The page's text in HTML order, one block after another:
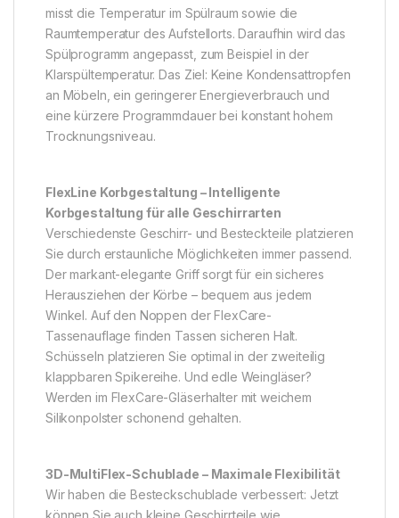
misst die Temperatur im Spülraum sowie die
Raumtemperatur des Aufstellorts. Daraufhin wird das
Spülprogramm angepasst, zum Beispiel in der
Klarspültemperatur. Das Ziel: Keine Kondensattropfen
an Möbeln, ein geringerer Energieverbrauch und
eine kürzere Programmdauer bei konstant hohem
Trocknungsniveau.
FlexLine Korbgestaltung – Intelligente
Korbgestaltung für alle Geschirrarten
Verschiedenste Geschirr- und Besteckteile platzieren
Sie durch erstaunliche Möglichkeiten immer passend.
Der markant-elegante Griff sorgt für ein sicheres
Herausziehen der Körbe – bequem aus jedem
Winkel. Auf den Noppen der FlexCare-
Tassenauflage finden Tassen sicheren Halt.
Schüsseln platzieren Sie optimal in der zweiteilig
klappbaren Spikereihe. Und edle Weingläser?
Werden im FlexCare-Gläserhalter mit weichem
Silikonpolster schonend gehalten.
3D-MultiFlex-Schublade – Maximale Flexibilität
Wir haben die Besteckschublade verbessert: Jetzt
können Sie auch kleine Geschirrteile wie